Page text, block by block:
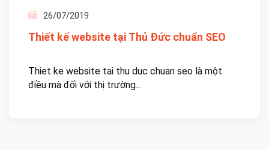
26/07/2019
Thiết kế website tại Thủ Đức chuẩn SEO
Thiet ke website tai thu duc chuan seo là một
điều mà đối với thị trường...